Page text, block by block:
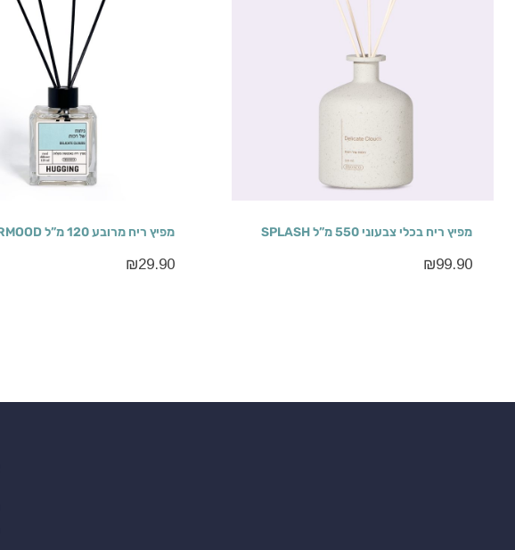
מפיץ ריח בכלי צבעוני 550 מ”ל SPLASH
₪99.90
מפיץ ריח מרובע 120 מ”ל COLORMOOD
₪29.90